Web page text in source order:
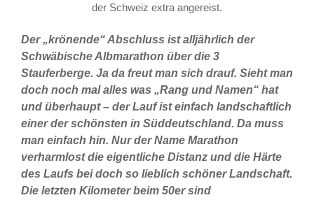
der Schweiz extra angereist.
Der „krönende“ Abschluss ist alljährlich der
Schwäbische Albmarathon über die 3
Stauferberge. Ja da freut man sich drauf. Sieht man
doch noch mal alles was „Rang und Namen“ hat
und überhaupt – der Lauf ist einfach landschaftlich
einer der schönsten in Süddeutschland. Da muss
man einfach hin. Nur der Name Marathon
verharmlost die eigentliche Distanz und die Härte
des Laufs bei doch so lieblich schöner Landschaft.
Die letzten Kilometer beim 50er sind